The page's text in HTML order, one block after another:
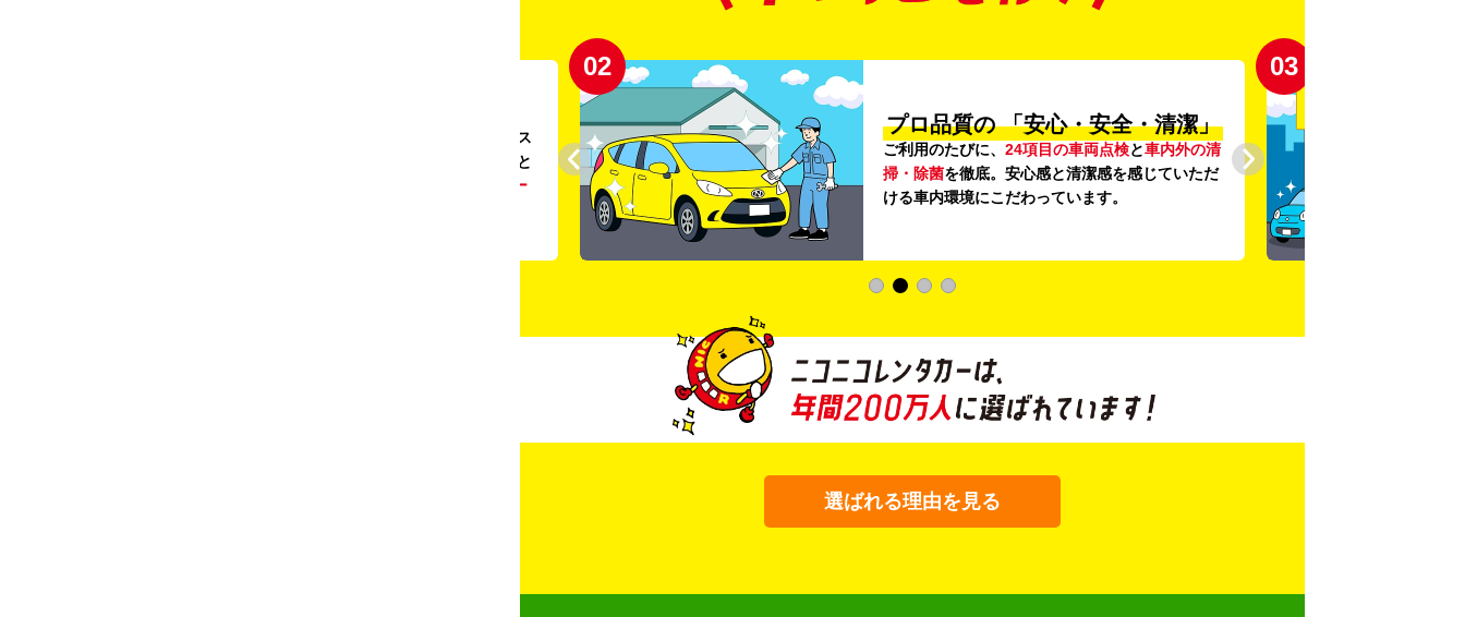
。ガソリンス
タンドや整備工場の既存インフラを活用すること
リー
02
プロ品質の 「安心・安全・清潔」
ご利用のたびに、 24項目の車両点検と車内外の清
掃・除菌を徹底。安心感と清潔感を感じていただ
ける車内環境にこだわっています。
03
選ばれる理由を見る